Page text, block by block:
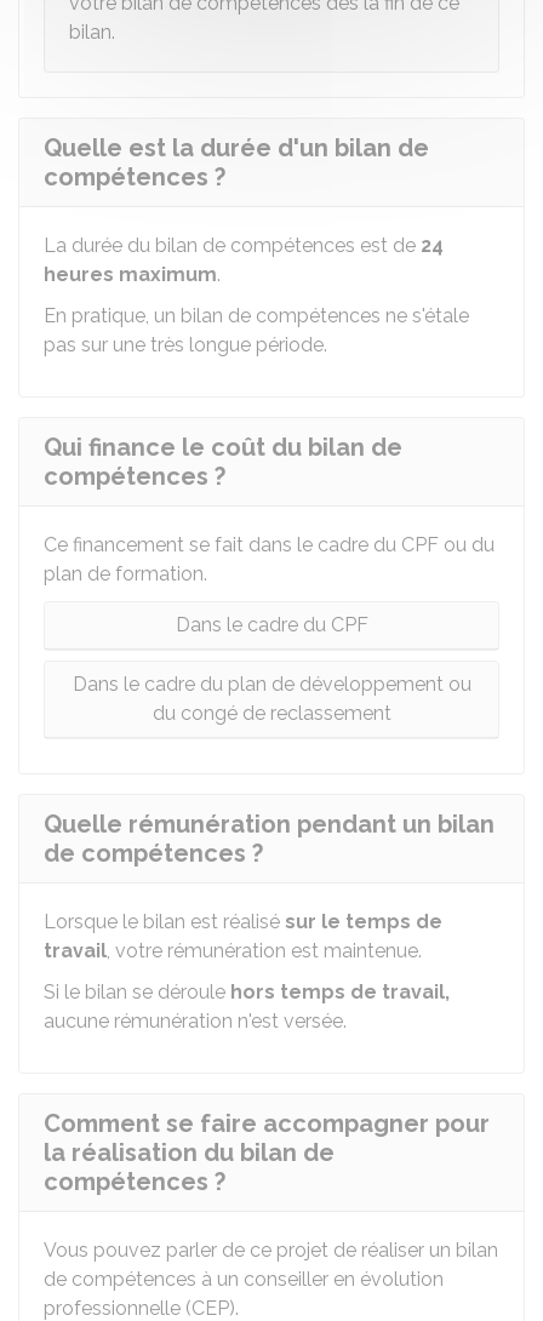
bilan.
Quelle est la durée d'un bilan de
compétences ?
La durée du bilan de compétences est de 24
heures maximum.
En pratique, un bilan de compétences ne s'étale
pas sur une très longue période.
Qui finance le coût du bilan de
compétences ?
Ce financement se fait dans le cadre du CPF ou du
plan de formation.
Dans le cadre du CPF
Dans le cadre du plan de développement ou
du congé de reclassement
Quelle rémunération pendant un bilan
de compétences ?
Lorsque le bilan est réalisé sur le temps de
travail, votre rémunération est maintenue.
Si le bilan se déroule hors temps de travail,
aucune rémunération n'est versée.
Comment se faire accompagner pour
la réalisation du bilan de
compétences ?
Vous pouvez parler de ce projet de réaliser un bilan
de compétences à un conseiller en évolution
professionnelle (CEP).